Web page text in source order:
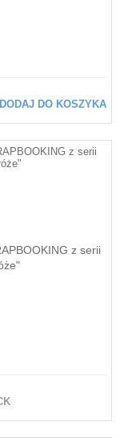
DODAJ DO KOSZYKA
z serii